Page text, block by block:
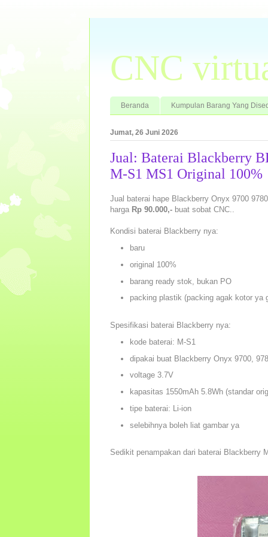
CNC
Beranda Kumpulan Barang Yang
Jumat, 26 Juni 2026
Jual: Baterai Blackberry
M-S1 MS1 Original 100%
Jual baterai hape Blackberry Onyx 9700
harga Rp 90.000,- buat sobat CNC..
Kondisi baterai Blackberry nya:
baru
original 100%
barang ready stok, bukan PO
packing plastik (packing agak kotor ya
Spesifikasi baterai Blackberry nya:
kode baterai: M-S1
dipakai buat Blackberry Onyx 9700,
voltage 3.7V
kapasitas 1550mAh 5.8Wh (standar
tipe baterai: Li-ion
selebihnya boleh liat gambar ya
Sedikit penampakan dari baterai Blackberry